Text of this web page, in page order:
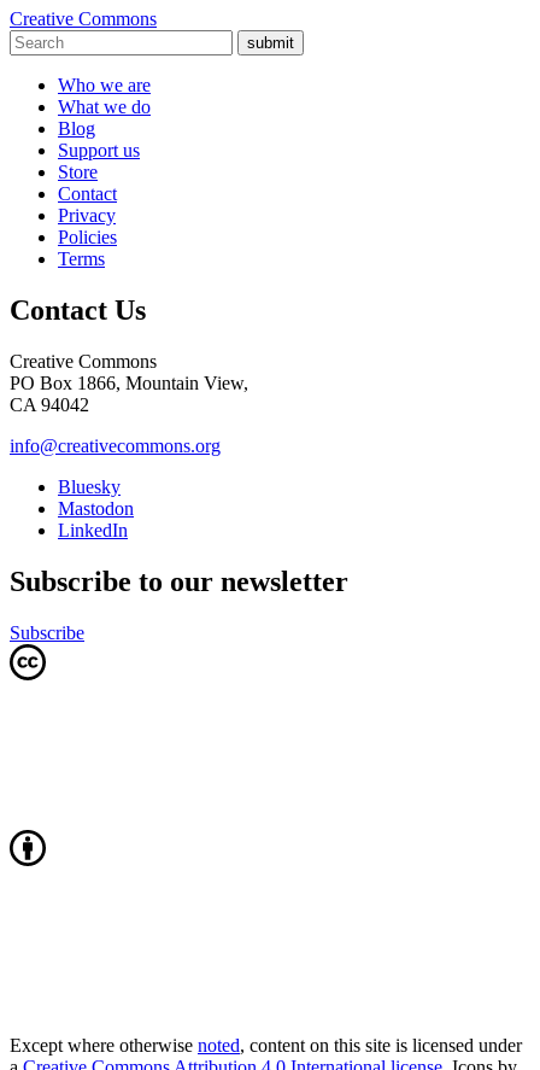
Creative Commons
submit
Who we are
What we do
Blog
Support us
Store
Contact
Privacy
Policies
Terms
Contact Us
Creative Commons
PO Box 1866, Mountain View,
CA 94042
info@creativecommons.org
Bluesky
Mastodon
LinkedIn
Subscribe to our newsletter
Subscribe
Except where otherwise noted, content on this site is licensed under